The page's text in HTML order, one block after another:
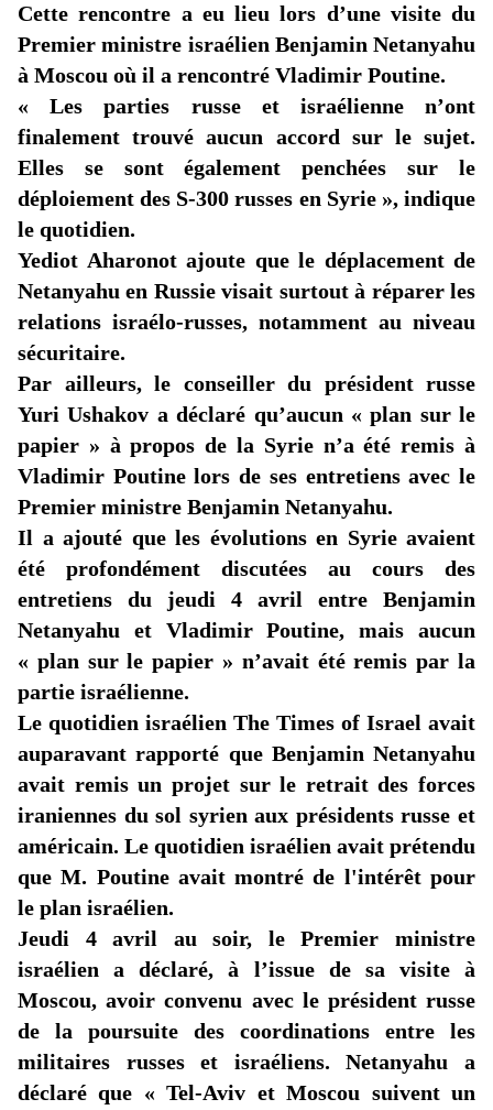
Cette rencontre a eu lieu lors d’une visite du
Premier ministre israélien Benjamin Netanyahu
à Moscou où il a rencontré Vladimir Poutine.
« Les parties russe et israélienne n’ont
finalement trouvé aucun accord sur le sujet.
Elles se sont également penchées sur le
déploiement des S-300 russes en Syrie », indique
le quotidien.
Yediot Aharonot ajoute que le déplacement de
Netanyahu en Russie visait surtout à réparer les
relations israélo-russes, notamment au niveau
sécuritaire.
Par ailleurs, le conseiller du président russe
YuriUshakov a déclaré qu’aucun « plan sur le
papier » à propos de la Syrie n’a été remis à
Vladimir Poutine lors de ses entretiens avec le
Premier ministre Benjamin Netanyahu.
Il a ajouté que les évolutions en Syrie avaient
été profondément discutées au cours des
entretiens du jeudi 4 avril entre Benjamin
Netanyahu et Vladimir Poutine, mais aucun
« plan sur le papier » n’avait été remis par la
partie israélienne.
Le quotidien israélien The Times of Israel avait
auparavant rapporté que Benjamin Netanyahu
avait remis un projet sur le retrait des forces
iraniennes du sol syrien aux présidents russe et
américain. Le quotidien israélien avait prétendu
que M. Poutine avait montré de l'intérêt pour
le plan israélien.
Jeudi 4 avril au soir, le Premier ministre
israélien a déclaré, à l’issue de sa visite à
Moscou, avoir convenu avec le président russe
de la poursuite des coordinations entre les
militaires russes et israéliens. Netanyahu a
déclaré que « Tel-Aviv et Moscou suivent un